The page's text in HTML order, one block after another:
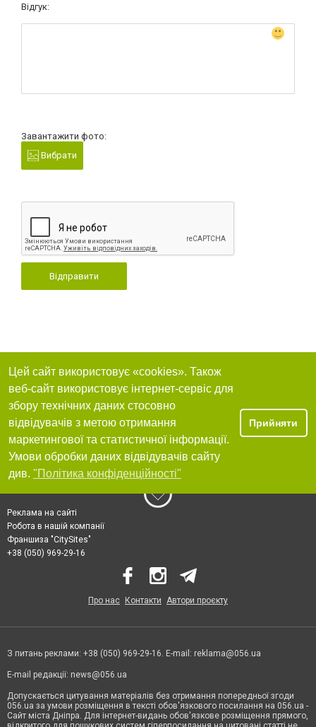
Відгук:
Завантажити фото:
Вибрати
Відправити
Цей сайт використовує «cookies». Також
веб-сайт використовує інтернет-сервіс для
збору технічних даних стосовно
відвідувачів з метою отримання
маркетингової та статистичної інформації.
Умови обробки даних відвідувачів сайту
див. "Політика конфіденційності"
Прийняти
Реклама на сайті
Робота в нашій компанії
Франшиза "CitySites"
+38 (050) 969-29-16
Про нас Контакти Автори проєкту
З питань реклами: +38 (050) 969-29-16. E-mail: reklama@056.ua
E-mail редакції: news@056.ua
Допускається цитування матеріалів без отримання попередньої згоди
056.ua за умови розміщення в тексті обов'язкового посилання на 056.ua -
Сайт міста Дніпра. Для інтернет-видань обов'язкове розміщення прямого,